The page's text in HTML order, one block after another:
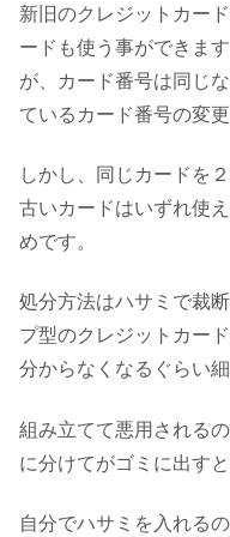
新旧のクレジットカー
ードも使う事ができま
が、カード番号は同じ
ているカード番号の変
しかし、同じカードを
古いカードはいずれ使
めです。
処分方法はハサミで裁
プ型のクレジットカー
分からなくなるぐらい
組み立てて悪用される
に分けてがゴミに出す
自分でハサミを入れる